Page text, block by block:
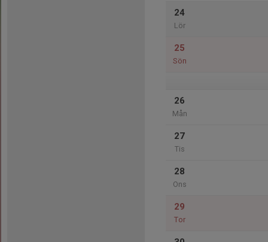
24
Lör
25
Sön
26
Mån
27
Tis
28
Ons
29
Tor